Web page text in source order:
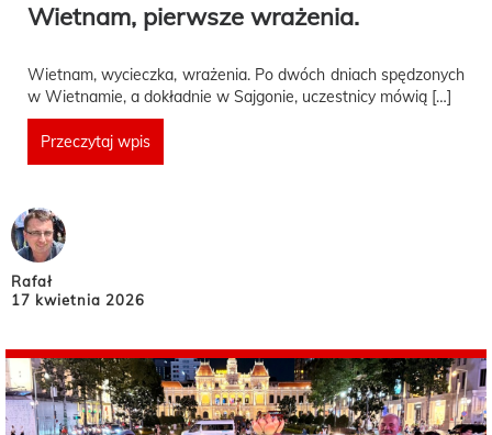
Wietnam, pierwsze wrażenia.
Wietnam, wycieczka, wrażenia. Po dwóch dniach spędzonych
w Wietnamie, a dokładnie w Sajgonie, uczestnicy mówią […]
Przeczytaj wpis
Rafał
17 kwietnia 2026